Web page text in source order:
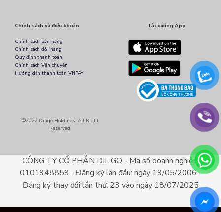
Chính sách và điều khoản
Chính sách bán hàng
Chính sách đổi hàng
Quy định thanh toán
Chính sách Vận chuyển
Hướng dẫn thanh toán VNPAY
Tải xuống App
©2022 Diligo Holdings. All Right
Reserved.
CÔNG TY CỔ PHẦN DILIGO - Mã số doanh nghiệp:
0101948859 - Đăng ký lần đầu: ngày 19/05/2006 -
Đăng ký thay đổi lần thứ: 23 vào ngày 18/07/2025